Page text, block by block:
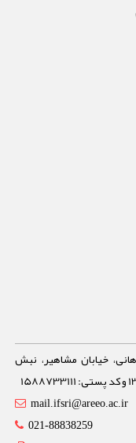
خیابان مشاهیر، نبش
mail.ifsri@areeo.ac.ir
021-88838259